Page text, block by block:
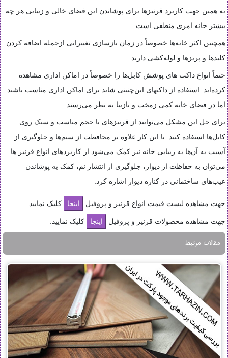
به همین جهت کاربرد قرنیزها برای پوشاندن این فضای خالی و زیبایی هر چه
بیشتر خانه امری منطقی است.
همچنین اکثر خانه‌ها خصوصاً در زمان بازسازی تغییراتی ازجمله اضافه کردن
کلیدها و پریزها و لوله‌کشی دارند
حتماً انواع داکت های پوشش کابل‌ها را خصوصاً در اماکن اداری مشاهده
کرده‌اید. استفاده از داکت­های این‌چنینی شاید برای اماکن اداری مناسب باشند
اما در فضای خانه کمی زمخت و نازیبا به نظر می‌رسند
برای حل این مشکل می‌توانید از قرنیزهای با حجم مناسب و سبک روی
کابل‌ها استفاده کنید. با این کار علاوه بر محافظت از سیم‌ها و جلوگیری از
آسیب به آن‌ها به زیبایی خانه نیز کمک می‌شود.از کاربردهای انواع قرنیز ها
می‌توان به حفاظت از دیوار، جلوگیری از انتشار نم، کمک به پوشاندن
عیب‌های ساختمانی در کناره دیوار اشاره کرد
جهت مشاهده لیست قیمت انواع قرنیز و پروفیل کلیک نمایید.
جهت مشاهده محصولات قرنیز و پروفیل کلیک نمایید.
مقالات مرتبط